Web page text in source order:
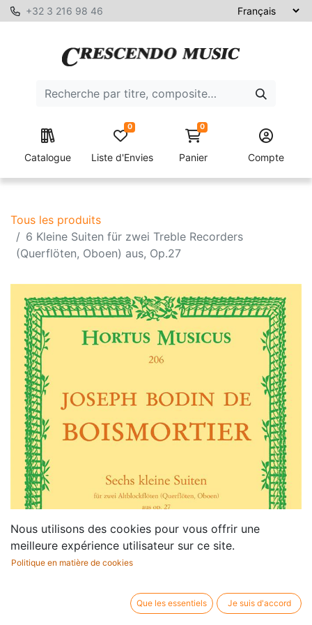
+32 3 216 98 46
Catalogue Liste d'Envies
0 0
Panier Compte
Tous les produits
6 Kleine Suiten für zwei Treble Recorders
(Querflöten, Oboen) aus, Op.27
Nous utilisons des cookies pour vous offrir une
meilleure expérience utilisateur sur ce site.
Politique en matière de cookies
Que les essentiels Je suis d'accord